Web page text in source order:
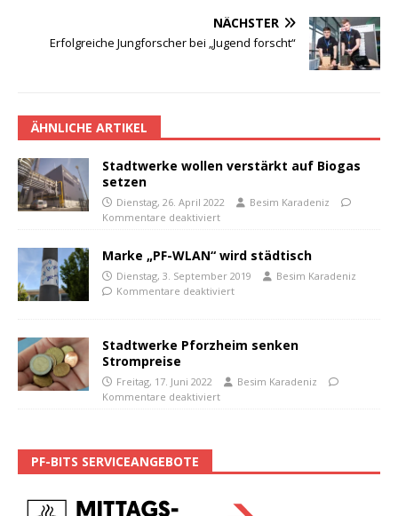
NÄCHSTER
Erfolgreiche Jungforscher bei „Jugend forscht“
ÄHNLICHE ARTIKEL
Stadtwerke wollen verstärkt auf Biogas
setzen
Dienstag, 26. April 2022
Besim Karadeniz
Kommentare deaktiviert
Marke „PF-WLAN“ wird städtisch
Dienstag, 3. September 2019
Besim Karadeniz
Kommentare deaktiviert
Stadtwerke Pforzheim senken
Strompreise
Freitag, 17. Juni 2022
Besim Karadeniz
Kommentare deaktiviert
PF-BITS SERVICEANGEBOTE